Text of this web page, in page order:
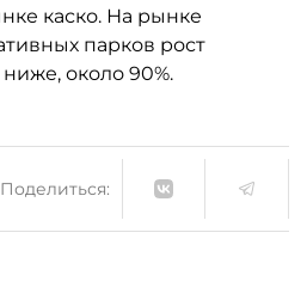
каско. На рынке
парков рост
около 90%.
Поделиться: